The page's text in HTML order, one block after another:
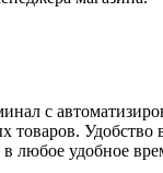
с
товаров. Удобство
в любое удобное